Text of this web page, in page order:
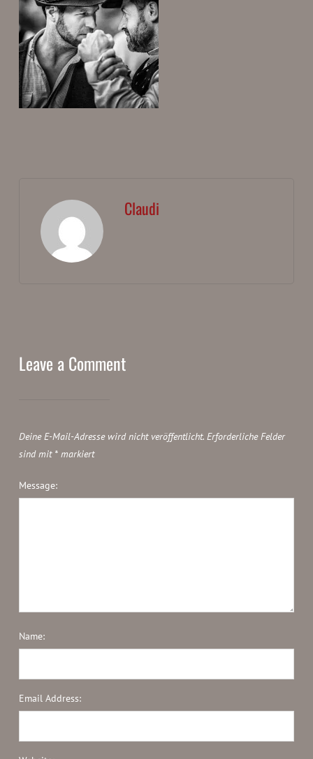
Claudi
Leave a Comment
Deine E-Mail-Adresse wird nicht veröffentlicht. Erforderliche Felder
sind mit *markiert
Message:
Name:
Email Address: